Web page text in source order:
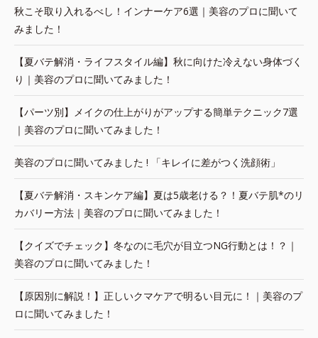
秋こそ取り入れるべし！インナーケア6選｜美容のプロに聞いて
みました！
【夏バテ解消・ライフスタイル編】秋に向けた冷えない身体づく
り｜美容のプロに聞いてみました！
【パーツ別】メイクの仕上がりがアップする簡単テクニック7選
｜美容のプロに聞いてみました！
美容のプロに聞いてみました ! 「キレイに差がつく洗顔術」
【夏バテ解消・スキンケア編】夏は5歳老ける？！夏バテ肌*のリ
カバリー方法｜美容のプロに聞いてみました！
【クイズでチェック】冬なのに毛穴が目立つNG行動とは！？｜
美容のプロに聞いてみました！
【原因別に解説！】正しいクマケアで明るい目元に！｜美容のプ
ロに聞いてみました！